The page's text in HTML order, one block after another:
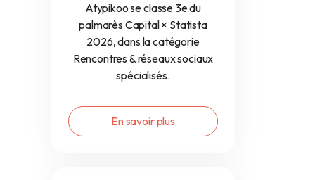
Atypikoo se classe 3e du
palmarès Capital × Statista
2026, dans la catégorie
Rencontres & réseaux sociaux
spécialisés.
En savoir plus